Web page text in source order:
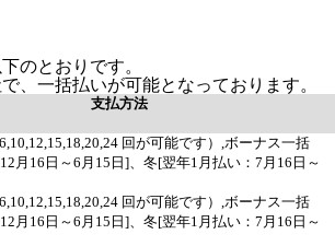
のとおりです。
、一括払いが可能となっております。
支払方法
回が可能です）,ボーナス一括
12月16日～6月15日]、冬[翌年1月払い：7月16日～
回が可能です）,ボーナス一括
12月16日～6月15日]、冬[翌年1月払い：7月16日～